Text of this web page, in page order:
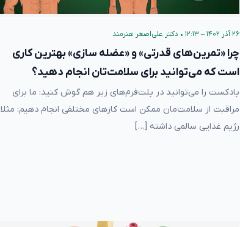
۲۶ آذر ۱۴۰۲ – ۱۲:۱۳ • دکتر علی‌اصغر هنرمند
چرا «تمرین‌های قدرتی» و «عضله سازی» بهترین کاری
است که می‌توانید برای سلامت‌تان انجام دهید؟
پادکست را می‌توانید در پلت‌فرم‌های زیر هم گوش کنید: ما برای
مراقبت از سلامت‌مان ممکن است کارهای مختلفی انجام دهیم: مثلا
رژیم غذایی سالمی داشته […]